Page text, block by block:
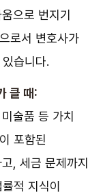
으로 번지기
로서 변호사가
습니다.
클 때:
술품 등 가치
포함된
, 세금 문제까지
적 지식이